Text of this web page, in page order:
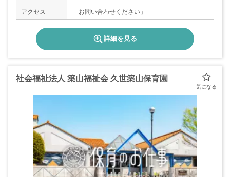
アクセス 「お問い合わせください」
詳細を見る
社会福祉法人 築山福祉会 久世築山保育園